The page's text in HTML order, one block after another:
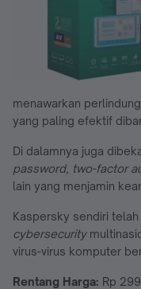
menawarkan
yang paling efektif
Di dalamnya juga
password, two-factor
lain yang menjamin
Kaspersky sendiri
cybersecurity
virus-virus komputer
Rentang Harga: Rp